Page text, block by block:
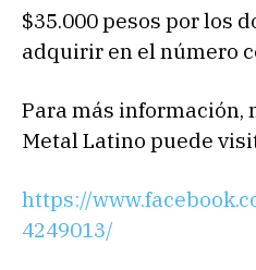
$35.000 pesos por los
adquirir en el número
Para más información,
Metal Latino puede
https://
4249013/